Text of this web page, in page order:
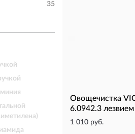
35
Овощечистка
6.0942.3
1 010 руб.